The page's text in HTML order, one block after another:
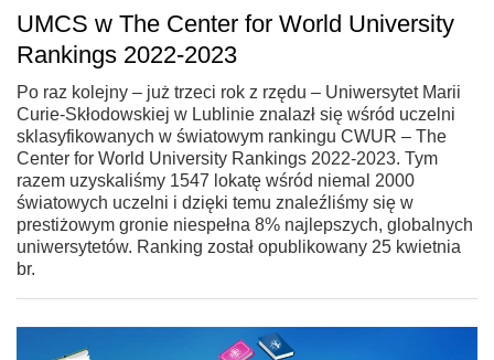
UMCS w The Center for World University
Rankings 2022-2023
Po raz kolejny – już trzeci rok z rzędu – Uniwersytet Marii
Curie-Skłodowskiej w Lublinie znalazł się wśród uczelni
sklasyfikowanych w światowym rankingu CWUR – The
Center for World University Rankings 2022-2023. Tym
razem uzyskaliśmy 1547 lokatę wśród niemal 2000
światowych uczelni i dzięki temu znaleźliśmy się w
prestiżowym gronie niespełna 8% najlepszych, globalnych
uniwersytetów. Ranking został opublikowany 25 kwietnia
br.